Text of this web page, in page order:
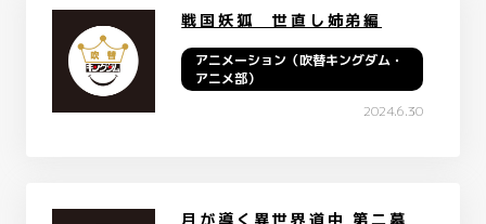
戦国妖狐 世直し姉弟編
アニメーション（吹替キングダム・
アニメ部）
2024.6.30
月が導く異世界道中 第二幕